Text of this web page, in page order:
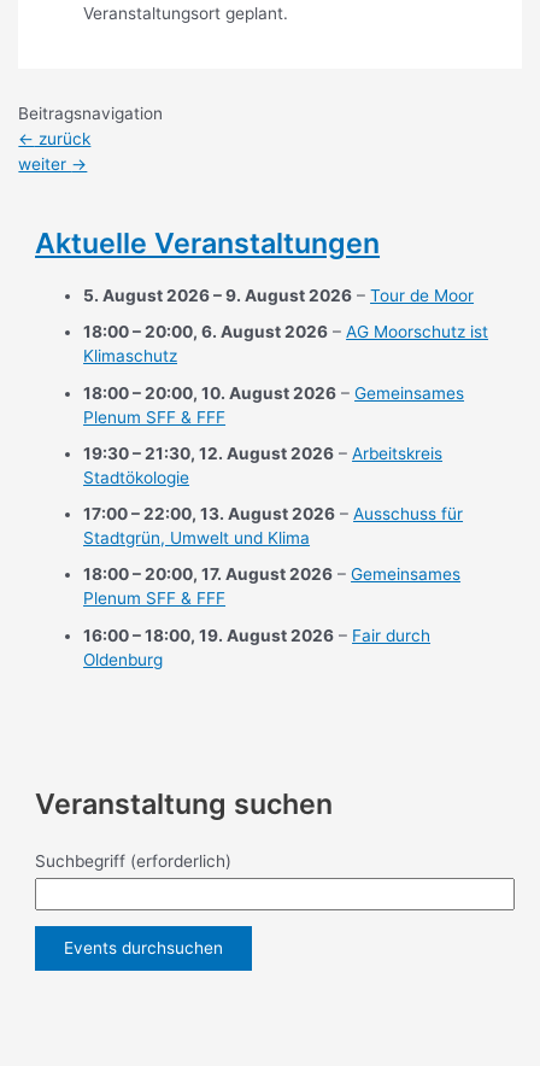
Veranstaltungsort geplant.
Beitragsnavigation
← zurück
weiter →
Aktuelle Veranstaltungen
5. August 2026–9. August 2026 –Tour de Moor
18:00–20:00,6. August 2026 –AG Moorschutz ist
Klimaschutz
18:00–20:00,10. August 2026 –Gemeinsames
Plenum SFF & FFF
19:30–21:30,12. August 2026 –Arbeitskreis
Stadtökologie
17:00–22:00,13. August 2026 –Ausschuss für
Stadtgrün, Umwelt und Klima
18:00–20:00,17. August 2026 –Gemeinsames
Plenum SFF & FFF
16:00–18:00,19. August 2026 – Fair durch
Oldenburg
Veranstaltung suchen
Suchbegriff (erforderlich)